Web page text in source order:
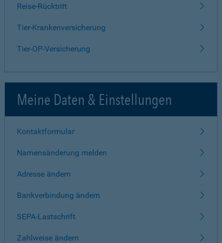
Reise-Rücktritt
Tier-Krankenversicherung
Tier-OP-Versicherung
Meine Daten & Einstellungen
Kontaktformular
Namensänderung melden
Adresse ändern
Bankverbindung ändern
SEPA-Lastschrift
Zahlweise ändern